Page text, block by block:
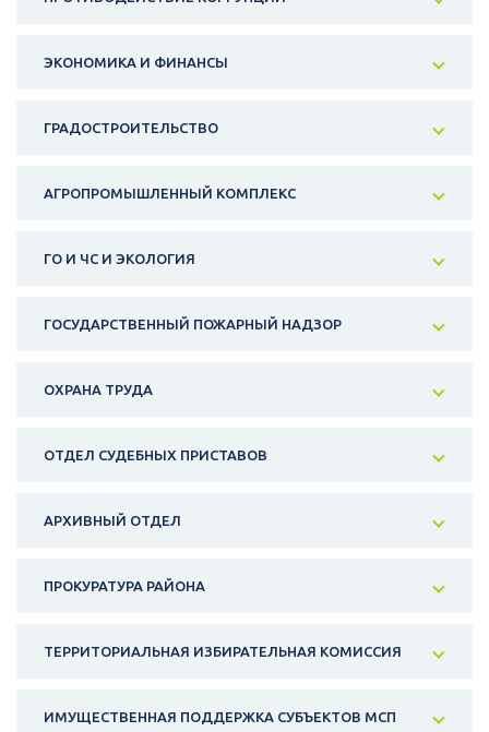
ЭКОНОМИКА И ФИНАНСЫ
ГРАДОСТРОИТЕЛЬСТВО
АГРОПРОМЫШЛЕННЫЙ КОМПЛЕКС
ГО И ЧС И ЭКОЛОГИЯ
ГОСУДАРСТВЕННЫЙ ПОЖАРНЫЙ НАДЗОР
ОХРАНА ТРУДА
ОТДЕЛ СУДЕБНЫХ ПРИСТАВОВ
АРХИВНЫЙ ОТДЕЛ
ПРОКУРАТУРА РАЙОНА
ТЕРРИТОРИАЛЬНАЯ ИЗБИРАТЕЛЬНАЯ КОМИССИЯ
ИМУЩЕСТВЕННАЯ ПОДДЕРЖКА СУБЪЕКТОВ МСП